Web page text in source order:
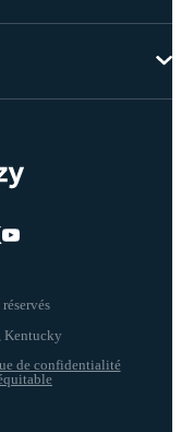
de confidentialité